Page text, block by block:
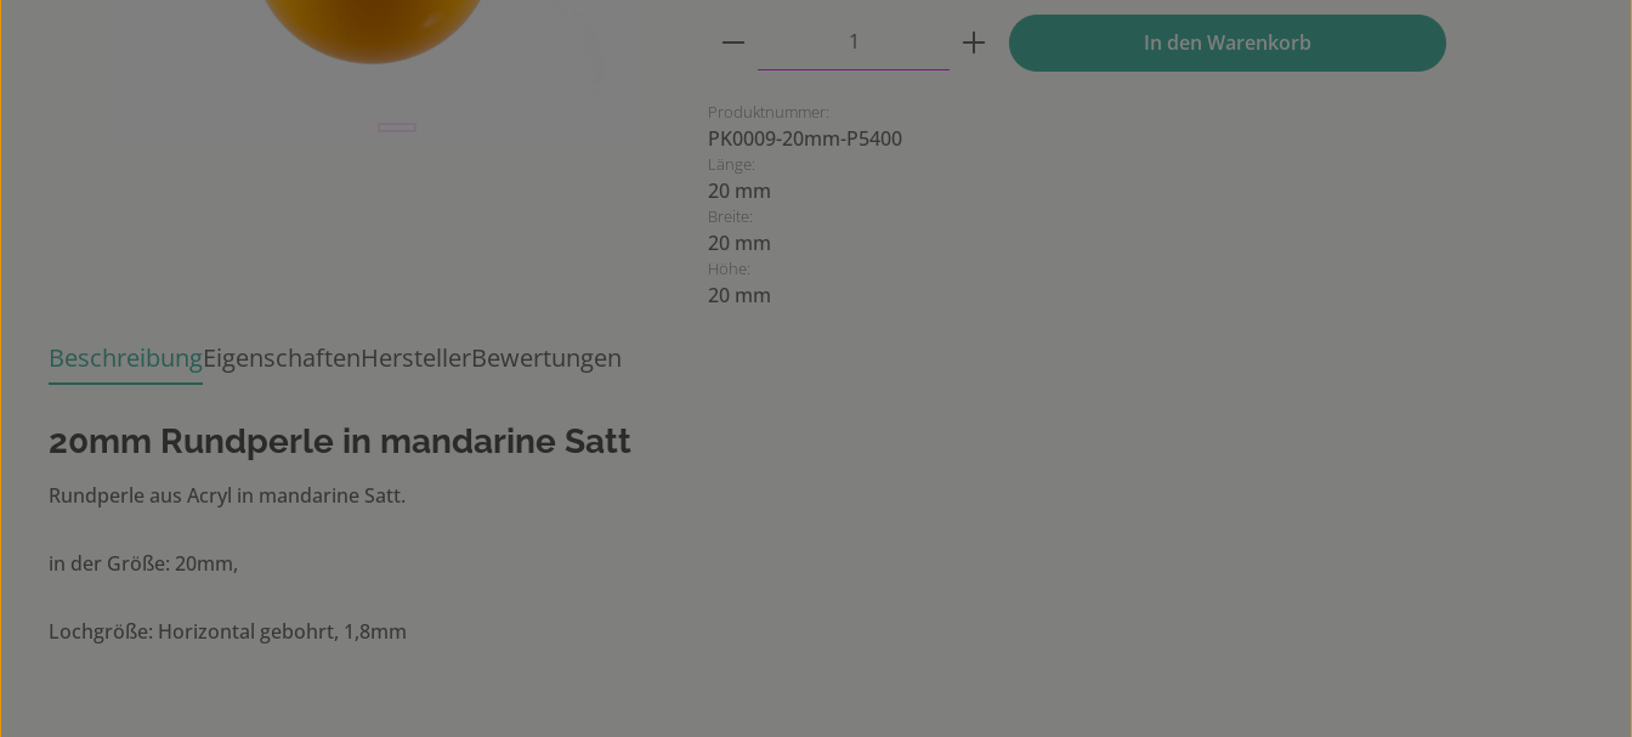
Produkt Anzahl: Gib den gewünschten Wert ein oder benutze
In den Warenkorb
Produktnummer:
PK0009-20mm-P5400
Länge:
20 mm
Breite:
20 mm
Höhe:
20 mm
BeschreibungEigenschaftenHerstellerBewertungen
20mm Rundperle in mandarine Satt
Rundperle aus Acryl in mandarine Satt.
in der Größe: 20mm,
Lochgröße: Horizontal gebohrt, 1,8mm